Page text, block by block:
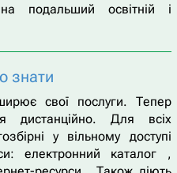
подальший освітній і
знати
свої послуги. Тепер
дистанційно. Для всіх
у вільному доступі
електронний каталог ,